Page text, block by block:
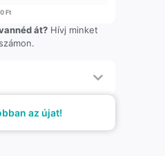
Ft
át? Hívj minket
az újat!